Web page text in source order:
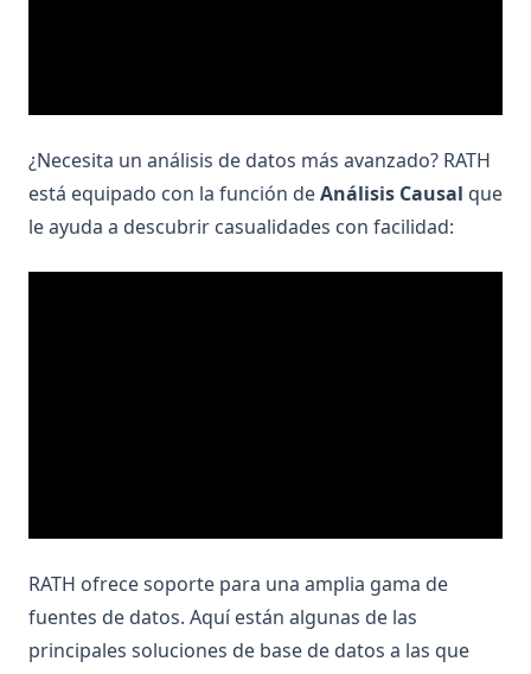
¿Necesita un análisis de datos más avanzado? RATH
está equipado con la función deAnálisis Causal que
le ayuda a descubrir casualidades con facilidad:
RATH ofrece soporte para una amplia gama de
fuentes de datos. Aquí están algunas de las
principales soluciones de base de datos a las que